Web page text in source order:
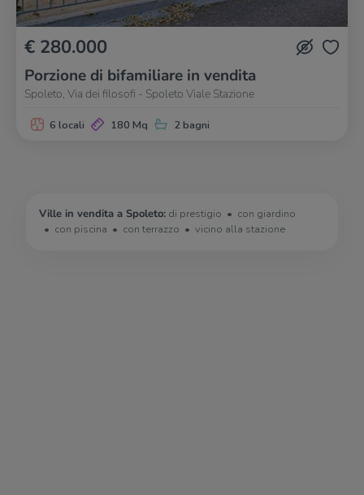
€ 280.000
Porzione di bifamiliare in vendita
Spoleto, Via dei filosofi - Spoleto Viale Stazione
6 locali 180 Mq 2 bagni
Ville in vendita a Spoleto: di prestigio
con giardino
con piscina
con terrazzo vicino alla stazione